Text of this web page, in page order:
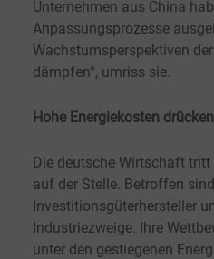
Unternehmen aus China
Anpassungsprozesse
Wachstumsperspektiven
dämpfen“, umriss sie.
Hohe Energiekosten
Die deutsche Wirtschaft
auf der Stelle. Betroffen
Investitionsgüterhersteller
Industriezweige. Ihre
unter den gestiegenen